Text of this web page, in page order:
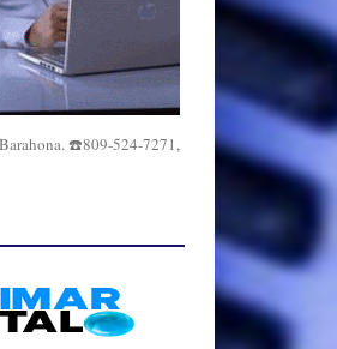
☎️809-524-7271,